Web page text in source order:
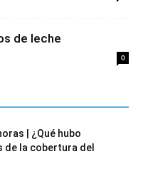
de leche
0
| ¿Qué hubo
de la cobertura del